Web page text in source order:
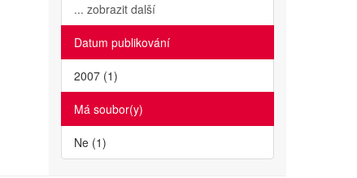
... zobrazit další
Datum publikování
2007 (1)
Má soubor(y)
Ne (1)